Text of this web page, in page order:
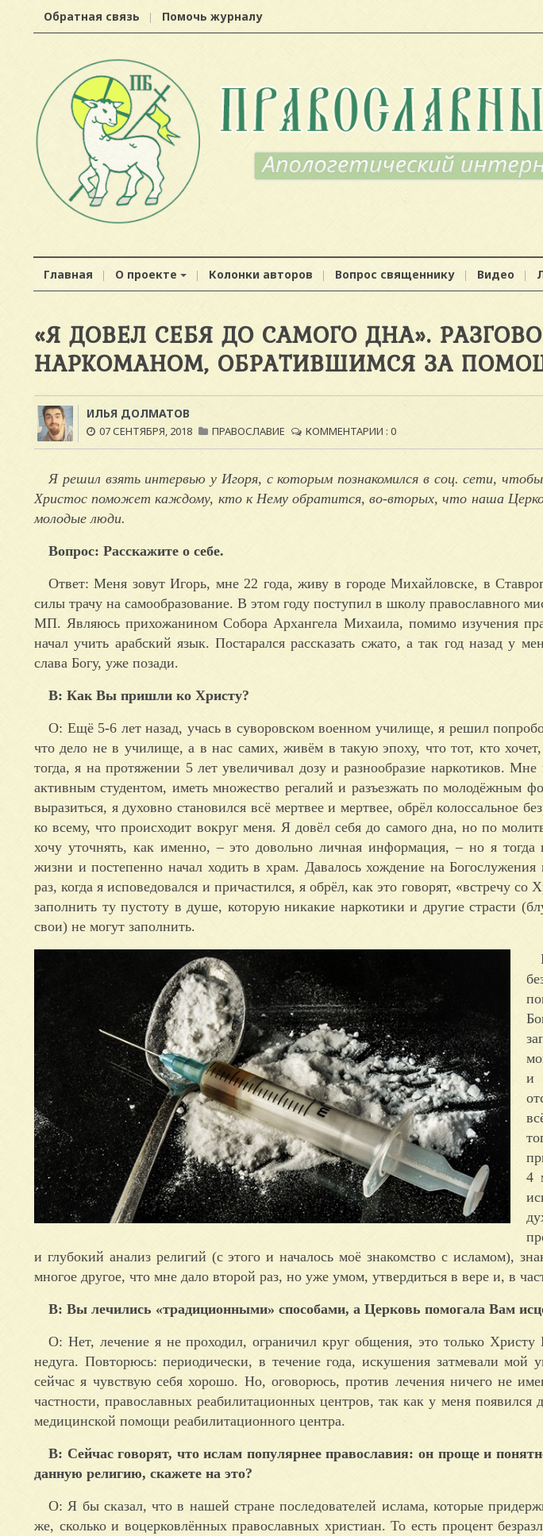
Обратная связь Помочь журналу
Главная О проекте Колонки авторов Вопрос священнику Видео
«Я ДОВЕЛ СЕБЯ ДО САМОГО ДНА».
НАРКОМАНОМ, ОБРАТИВШИМСЯ ЗА
ИЛЬЯ ДОЛМАТОВ
07 СЕНТЯБРЯ, 2018 ПРАВОСЛАВИЕ КОММЕНТАРИИ : 0
Я решил взять интервью у Игоря, с которым познакомился в соц. сети,
Христос поможет каждому, кто к Нему обратится, во-вторых, что наша
молодые люди.
Вопрос: Расскажите о себе.
Ответ: Меня зовут Игорь, мне 22 года, живу в городе Михайловске, в
силы трачу на самообразование. В этом году поступил в школу православного
МП. Являюсь прихожанином Собора Архангела Михаила, помимо изучения
начал учить арабский язык. Постарался рассказать сжато, а так год назад у
слава Богу, уже позади.
В: Как Вы пришли ко Христу?
О: Ещё 5-6 лет назад, учась в суворовском военном училище, я решил
что дело не в училище, а в нас самих, живём в такую эпоху, что тот, кто
тогда, я на протяжении 5 лет увеличивал дозу и разнообразие наркотиков.
активным студентом, иметь множество регалий и разъезжать по молодёжным
выразиться, я духовно становился всё мертвее и мертвее, обрёл колоссальное
ко всему, что происходит вокруг меня. Я довёл себя до самого дна, но по
хочу уточнять, как именно, – это довольно личная информация, – но я тогда
жизни и постепенно начал ходить в храм. Давалось хождение на
раз, когда я исповедовался и причастился, я обрёл, как это говорят, «встречу
заполнить ту пустоту в душе, которую никакие наркотики и другие страсти
свои) не могут заполнить.
и
4
и глубокий анализ религий (с этого и началось моё знакомство с исламом),
многое другое, что мне дало второй раз, но уже умом, утвердиться в вере и, в
В: Вы лечились «традиционными» способами, а Церковь помогала Вам
О: Нет, лечение я не проходил, ограничил круг общения, это только Христу
недуга. Повторюсь: периодически, в течение года, искушения затмевали мой
сейчас я чувствую себя хорошо. Но, оговорюсь, против лечения ничего не
частности, православных реабилитационных центров, так как у меня появился
медицинской помощи реабилитационного центра.
В: Сейчас говорят, что ислам популярнее православия: он проще и
данную религию, скажете на это?
О: Я бы сказал, что в нашей стране последователей ислама, которые
же, сколько и воцерковлённых православных христиан. То есть процент